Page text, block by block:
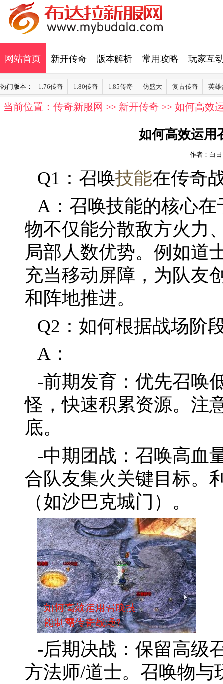
网站首页 新开传奇 版本解析 常用攻略 玩家互
热门版本： 1.76传奇 1.80传奇 1.85传奇 仿盛大 复古传奇 英雄
当前位置： 传奇新服网 >> 新开传奇 >> 如何高效
如何高效运用
作者：白
Q1：召唤技能在传奇
A：召唤技能的核心在
物不仅能分散敌方火力
局部人数优势。例如道
充当移动屏障，为队友
和阵地推进。
Q2：如何根据战场阶
A：
-前期发育：优先召唤
怪，快速积累资源。注
底。
-中期团战：召唤高血
合队友集火关键目标。
（如沙巴克城门）。
-后期决战：保留高级
方法师/道士。召唤物